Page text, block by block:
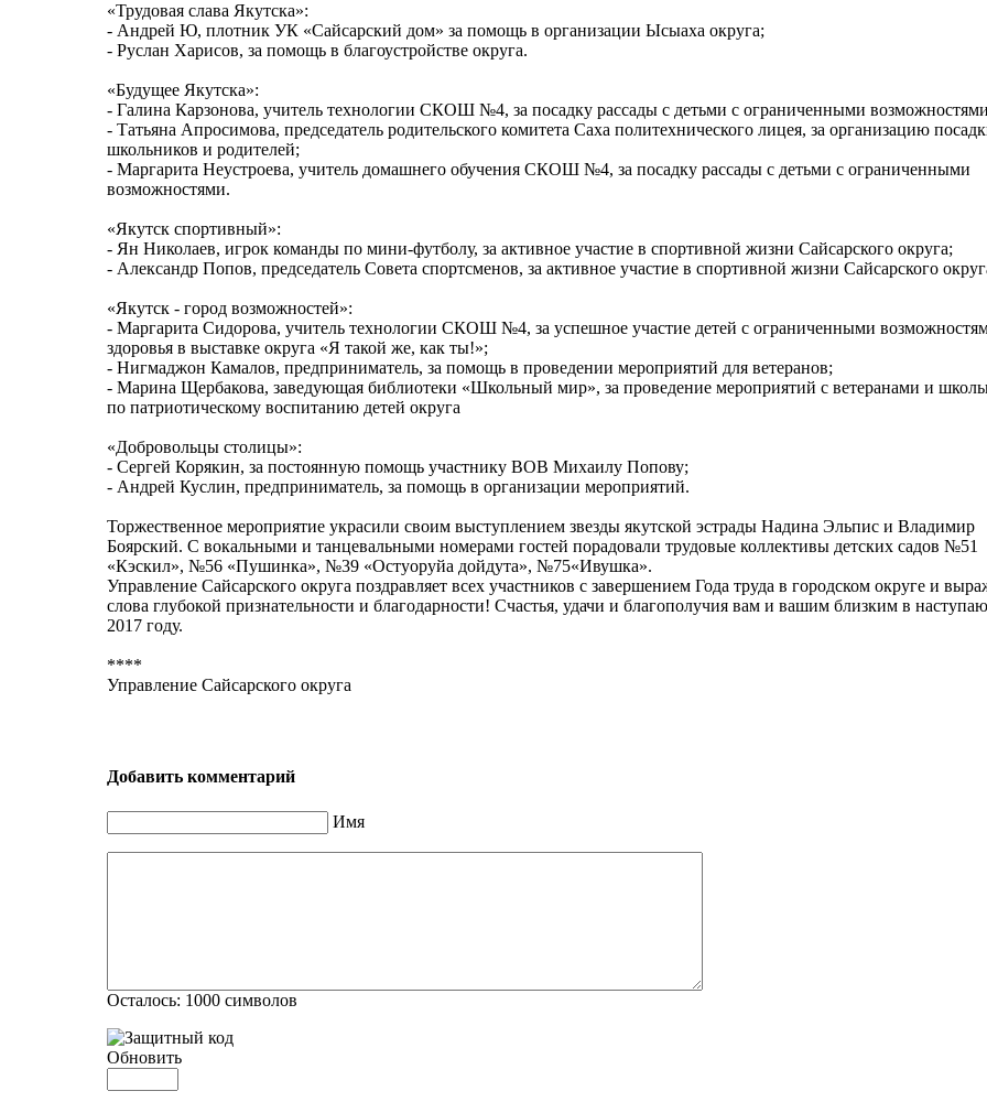
«Трудовая слава Якутска»:
- Андрей Ю, плотник УК «Сайсарский дом» за помощь в организации Ысыаха округа;
- Руслан Харисов, за помощь в благоустройстве округа.
«Будущее Якутска»:
- Галина Карзонова, учитель технологии СКОШ №4, за посадку рассады с детьми с ограниченными
- Татьяна Апросимова, председатель родительского комитета Саха политехнического лицея, за организацию
школьников и родителей;
- Маргарита Неустроева, учитель домашнего обучения СКОШ №4, за посадку рассады с детьми с ограниченными
возможностями.
«Якутск спортивный»:
- Ян Николаев, игрок команды по мини-футболу, за активное участие в спортивной жизни Сайсарского округа;
- Александр Попов, председатель Совета спортсменов, за активное участие в спортивной жизни Сайсарского
«Якутск - город возможностей»:
- Маргарита Сидорова, учитель технологии СКОШ №4, за успешное участие детей с ограниченными
здоровья в выставке округа «Я такой же, как ты!»;
- Нигмаджон Камалов, предприниматель, за помощь в проведении мероприятий для ветеранов;
- Марина Щербакова, заведующая библиотеки «Школьный мир», за проведение мероприятий с ветеранами и
по патриотическому воспитанию детей округа
«Добровольцы столицы»:
- Сергей Корякин, за постоянную помощь участнику ВОВ Михаилу Попову;
- Андрей Куслин, предприниматель, за помощь в организации мероприятий.
Торжественное мероприятие украсили своим выступлением звезды якутской эстрады Надина Эльпис и Владимир
Боярский. С вокальными и танцевальными номерами гостей порадовали трудовые коллективы детских садов №51
«Кэскил», №56 «Пушинка», №39 «Остуоруйа дойдута», №75«Ивушка».
Управление Сайсарского округа поздравляет всех участников с завершением Года труда в городском округе и
слова глубокой признательности и благодарности! Счастья, удачи и благополучия вам и вашим близким в
2017 году.
****
Управление Сайсарского округа
Добавить комментарий
Имя
Осталось: 1000 символов
Обновить